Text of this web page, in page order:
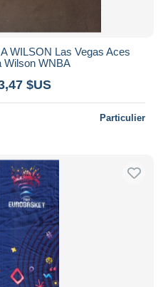
WILSON Las Vegas Aces
Wilson WNBA
$US
Particulier